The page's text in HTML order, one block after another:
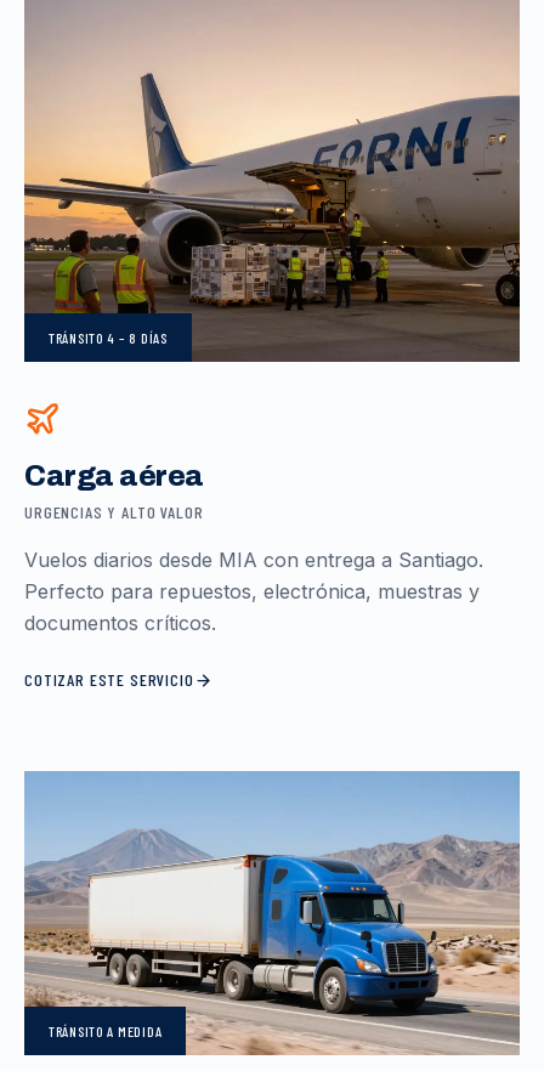
TRÁNSITO4 – 8 DÍAS
Carga aérea
URGENCIAS Y ALTO VALOR
Vuelos diarios desde MIA con entrega a Santiago.
Perfecto para repuestos, electrónica, muestras y
documentos críticos.
COTIZAR ESTE SERVICIO
TRÁNSITOA MEDIDA